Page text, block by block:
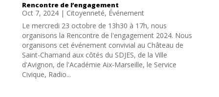
Rencontre de l’engagement
Oct 7, 2024| Citoyenneté, Événement
Le mercredi 23 octobre de 13h30 à 17h, nous
organisons la Rencontre de l'engagement 2024. Nous
organisons cet événement convivial au Château de
Saint-Chamand aux côtés du SDJES, de la Ville
d'Avignon, de l'Académie Aix-Marseille, le Service
Civique, Radio...